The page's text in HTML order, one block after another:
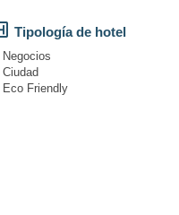
Tipología de hotel
Negocios
Ciudad
Eco Friendly